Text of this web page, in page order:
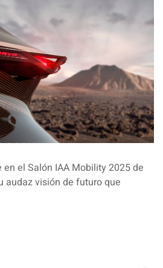
en el Salón IAA Mobility 2025 de
audaz visión de futuro que